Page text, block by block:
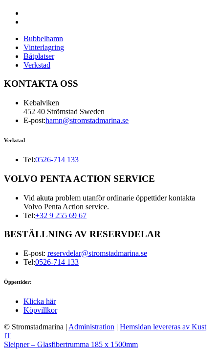
Bubbelhamn
Vinterlagring
Båtplatser
Verkstad
KONTAKTA OSS
Kebalviken
452 40 Strömstad Sweden
E-post:hamn@stromstadmarina.se
Verkstad
Tel:0526-714 133
VOLVO PENTA ACTION SERVICE
Vid akuta problem utanför ordinarie öppettider kontakta
Volvo Penta Action service.
Tel:+32 9 255 69 67
BESTÄLLNING AV RESERVDELAR
E-post: reservdelar@stromstadmarina.se
Tel:0526-714 133
Öppettider:
Klicka här
Köpvillkor
© Stromstadmarina | Administration | Hemsidan levereras av Kust
IT
Sleipner – Glasfibertrumma 185 x 1500mm